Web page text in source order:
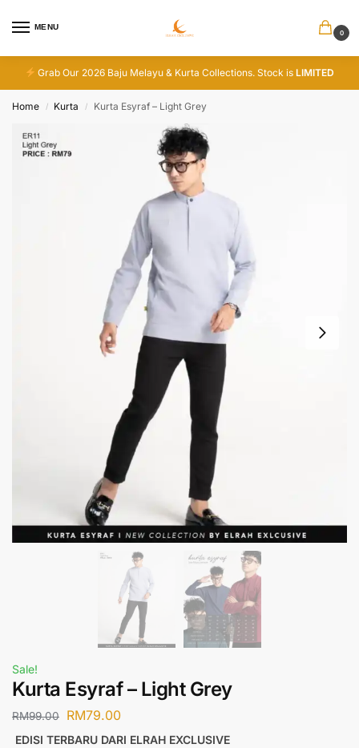
MENU
0
Grab Our 2026 Baju Melayu & Kurta Collections. Stock isLIMITED
Home / Kurta / Kurta Esyraf – Light Grey
Sale!
Kurta Esyraf – Light Grey
RM99.00 RM79.00
EDISI TERBARU DARI ELRAH EXCLUSIVE